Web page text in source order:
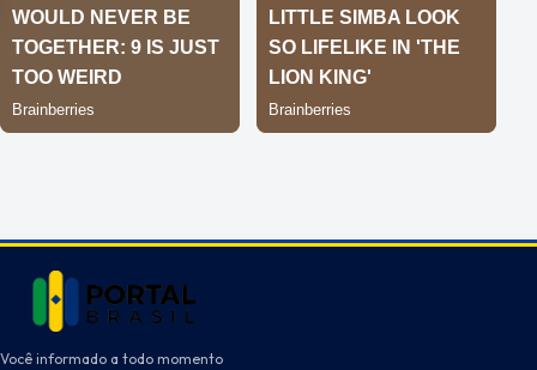
Você informado a todo momento